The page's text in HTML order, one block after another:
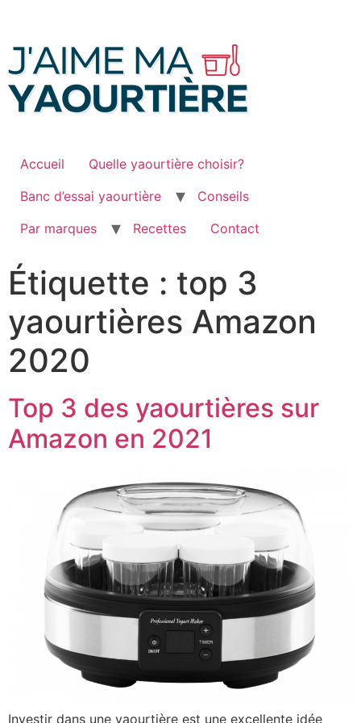
contenu
Accueil
Quelle yaourtière choisir?
Banc d’essai yaourtière
Conseils
Par marques
Recettes Contact
Étiquette : top 3
yaourtières Amazon
2020
Top 3 des yaourtières sur
Amazon en 2021
Investir dans une yaourtière est une excellente idée